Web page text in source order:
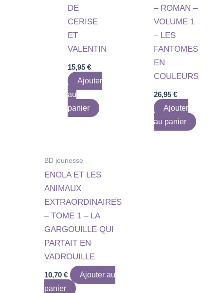
DE
CERISE
ET
VALENTIN
15,95€
Ajouter
au
panier
– ROMAN –
VOLUME 1
– LES
FANTOMES
EN
COULEURS
26,95 €
Ajouter
au panier
BD jeunesse
ENOLA ET LES
ANIMAUX
EXTRAORDINAIRES
– TOME 1 – LA
GARGOUILLE QUI
PARTAIT EN
VADROUILLE
10,70€
Ajouter au
panier